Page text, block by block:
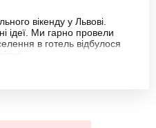
вікенду у Львові.
ідеї. Ми гарно провели
в готель відбулося